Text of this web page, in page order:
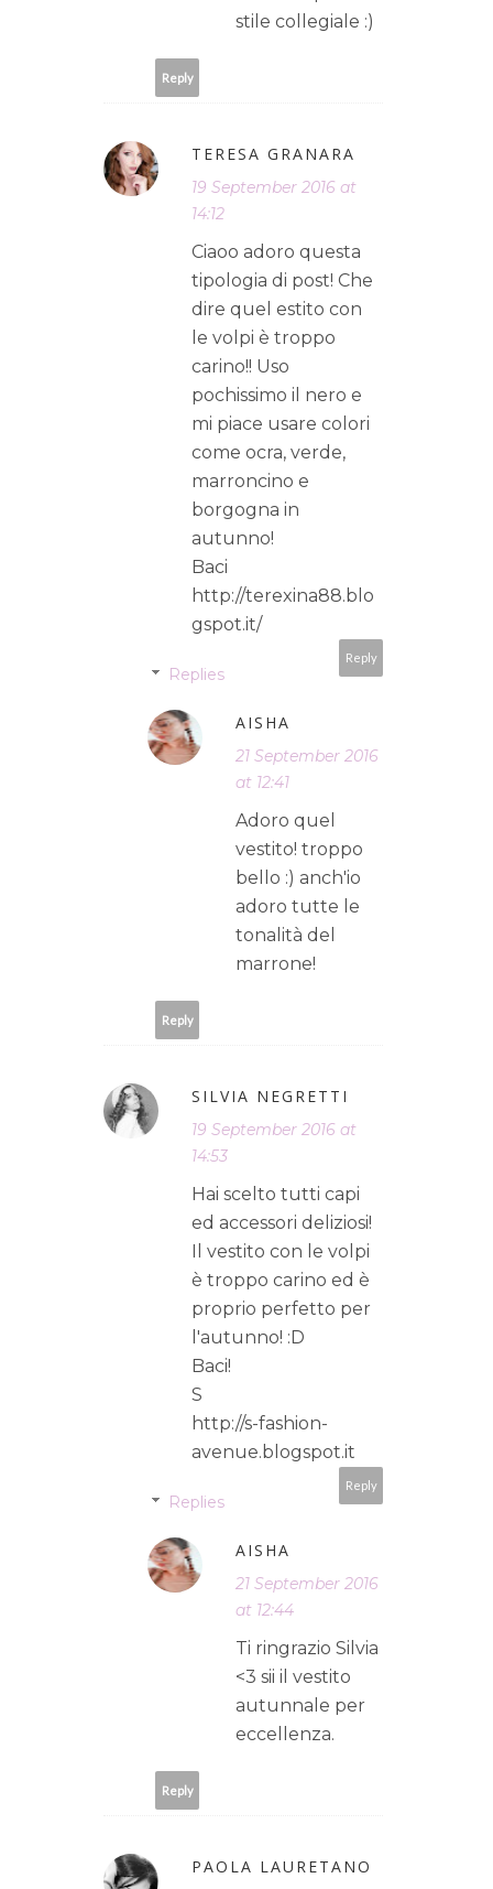
stile collegiale :)
Reply
TERESA GRANARA
19 September 2016 at
14:12
Ciaoo adoro questa
tipologia di post! Che
dire quel estito con
le volpi è troppo
carino!! Uso
pochissimo il nero e
mi piace usare colori
come ocra, verde,
marroncino e
borgogna in
autunno!
Baci
http://terexina88.blo
gspot.it/
Reply
Replies
AISHA
21 September 2016
at 12:41
Adoro quel
vestito! troppo
bello :) anch'io
adoro tutte le
tonalità del
marrone!
Reply
SILVIA NEGRETTI
19 September 2016 at
14:53
Hai scelto tutti capi
ed accessori deliziosi!
Il vestito con le volpi
è troppo carino ed è
proprio perfetto per
l'autunno! :D
Baci!
S
http://s-fashion-
avenue.blogspot.it
Reply
Replies
AISHA
21 September 2016
at 12:44
Ti ringrazio Silvia
<3 sii il vestito
autunnale per
eccellenza.
Reply
PAOLA LAURETANO